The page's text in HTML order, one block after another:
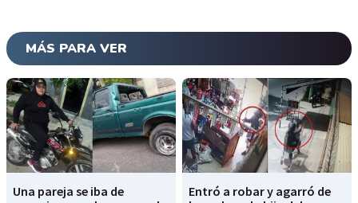
MÁS PARA VER
Una pareja se iba de
Entró a robar y agarró de